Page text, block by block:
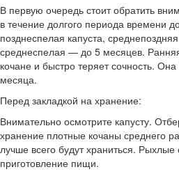
В первую очередь стоит обратить
в течение долгого периода времени
позднеспелая капуста,
среднеспелая — до 5 месяцев.
кочане и быстро теряет сочность.
месяца.
Перед закладкой на хранение:
Внимательно осмотрите капусту.
хранение плотные кочаны среднего
лучше всего будут храниться. Рыхлые
приготовление пищи.